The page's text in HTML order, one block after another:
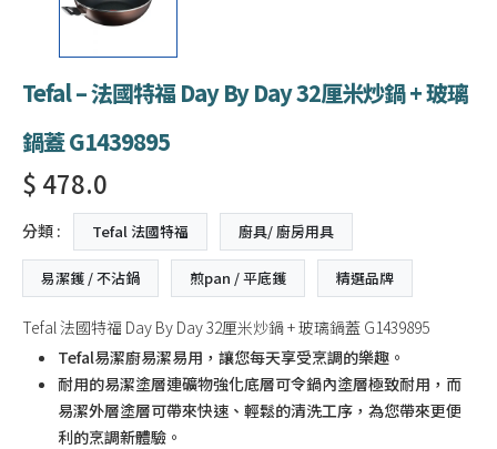
Tefal – 法國特福 Day By Day 32厘米炒鍋 + 玻璃
鍋蓋 G1439895
$ 478.0
分類 : Tefal 法國特福 廚具/ 廚房用具
易潔鑊 / 不沾鍋 煎pan / 平底鑊 精選品牌
Tefal 法國特福 Day By Day 32厘米炒鍋 + 玻璃鍋蓋 G1439895
Tefal易潔廚易潔易用，讓您每天享受烹調的樂趣。
耐用的易潔塗層連礦物強化底層可令鍋內塗層極致耐用，而
易潔外層塗層可帶來快速、輕鬆的清洗工序，為您帶來更便
利的烹調新體驗。